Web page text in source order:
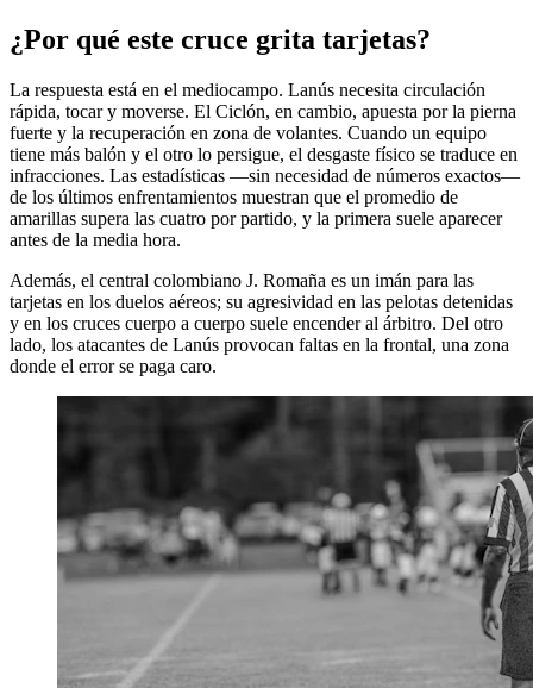
¿Por qué este cruce grita tarjetas?
La respuesta está en el mediocampo. Lanús necesita circulación
rápida, tocar y moverse. El Ciclón, en cambio, apuesta por la pierna
fuerte y la recuperación en zona de volantes. Cuando un equipo
tiene más balón y el otro lo persigue, el desgaste físico se traduce en
infracciones. Las estadísticas —sin necesidad de números exactos—
de los últimos enfrentamientos muestran que el promedio de
amarillas supera las cuatro por partido, y la primera suele aparecer
antes de la media hora.
Además, el central colombiano J. Romaña es un imán para las
tarjetas en los duelos aéreos; su agresividad en las pelotas detenidas
y en los cruces cuerpo a cuerpo suele encender al árbitro. Del otro
lado, los atacantes de Lanús provocan faltas en la frontal, una zona
donde el error se paga caro.